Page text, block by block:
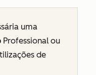
uma
Professional ou
de